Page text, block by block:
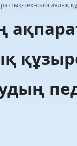
технологиялық